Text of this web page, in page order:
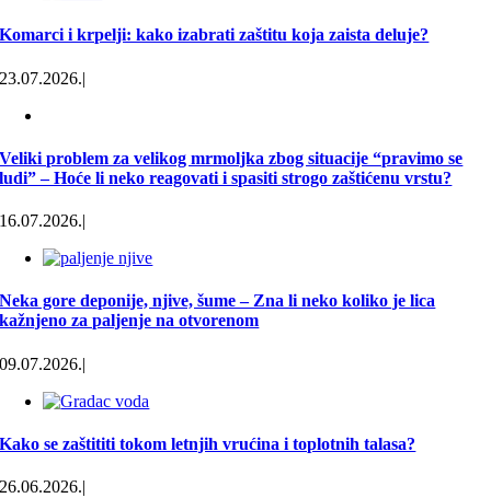
Komarci i krpelji: kako izabrati zaštitu koja zaista deluje?
23.07.2026.|
Veliki problem za velikog mrmoljka zbog situacije “pravimo se
ludi” – Hoće li neko reagovati i spasiti strogo zaštićenu vrstu?
16.07.2026.|
Neka gore deponije, njive, šume – Zna li neko koliko je lica
kažnjeno za paljenje na otvorenom
09.07.2026.|
Kako se zaštititi tokom letnjih vrućina i toplotnih talasa?
26.06.2026.|